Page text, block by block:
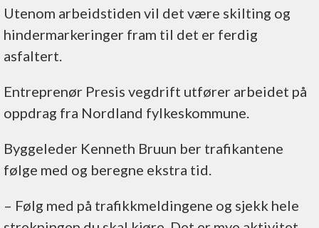
Utenom arbeidstiden vil det være skilting og
hindermarkeringer fram til det er ferdig
asfaltert.
Entreprenør Presis vegdrift utfører arbeidet på
oppdrag fra Nordland fylkeskommune.
Byggeleder Kenneth Bruun ber trafikantene
følge med og beregne ekstra tid.
– Følg med på trafikkmeldingene og sjekk hele